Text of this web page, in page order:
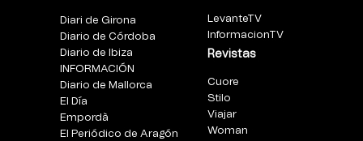
Diari de Girona
Diario de Córdoba
Diario de Ibiza
INFORMACIÓN
Diario de Mallorca
El Día
Empordà
El Periódico de Aragón
LevanteTV
InformacionTV
Revistas
Cuore
Stilo
Viajar
Woman